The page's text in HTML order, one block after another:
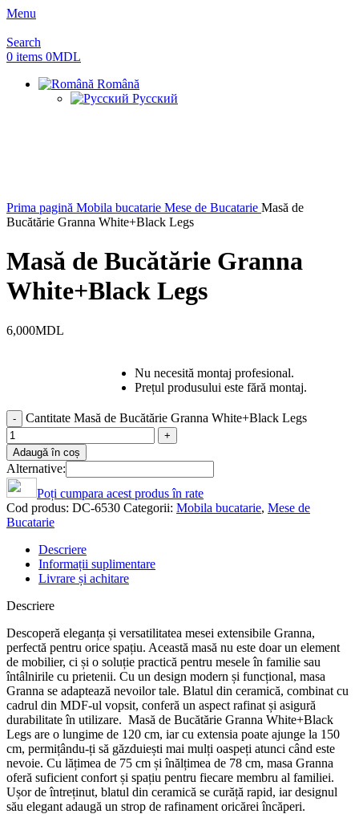
Menu
Search
0 items 0MDL
Română
Русский
Prima pagină Mobila bucatarie Mese de Bucatarie Masă de
Bucătărie Granna White+Black Legs
Masă de Bucătărie Granna
White+Black Legs
6,000MDL
Nu necesită montaj profesional.
Prețul produsului este fără montaj.
Cantitate Masă de Bucătărie Granna White+Black Legs
Adaugă în coș
Alternative:
Poți cumpara acest produs în rate
Cod produs: DC-6530 Categorii: Mobila bucatarie, Mese de
Bucatarie
Descriere
Informații suplimentare
Livrare și achitare
Descriere
Descoperă eleganța și versatilitatea mesei extensibile Granna,
perfectă pentru orice spațiu. Această masă nu este doar un element
de mobilier, ci și o soluție practică pentru mesele în familie sau
întâlnirile cu prietenii. Cu un design modern și funcțional, masa
Granna se adaptează nevoilor tale. Blatul din ceramică, combinat cu
cadrul din MDF-ul vopsit, conferă un aspect rafinat și asigură
durabilitate în utilizare. Masă de Bucătărie Granna White+Black
Legs are o lungime de 120 cm, iar cu extensia poate ajunge la 150
cm, permițându-ți să găzduiești mai mulți oaspeți atunci când este
nevoie. Cu lățimea de 75 cm și înălțimea de 78 cm, masa Granna
oferă suficient confort și spațiu pentru fiecare membru al familiei.
Ușor de întreținut, blatul din ceramică se curăță rapid, iar designul
său elegant adaugă un strop de rafinament oricărei încăperi.